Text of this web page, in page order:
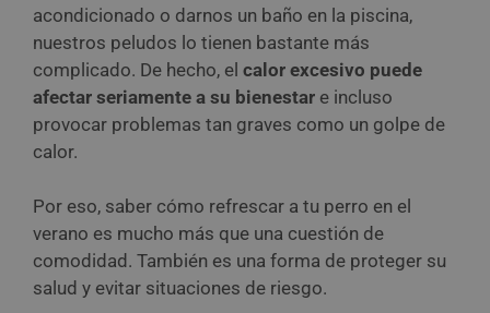
acondicionado o darnos un baño en la piscina,
nuestros peludos lo tienen bastante más
complicado. De hecho, el calor excesivo puede
afectar seriamente a su bienestar e incluso
provocar problemas tan graves como un golpe de
calor.
Por eso, saber cómo refrescar a tu perro en el
verano es mucho más que una cuestión de
comodidad. También es una forma de proteger su
salud y evitar situaciones de riesgo.